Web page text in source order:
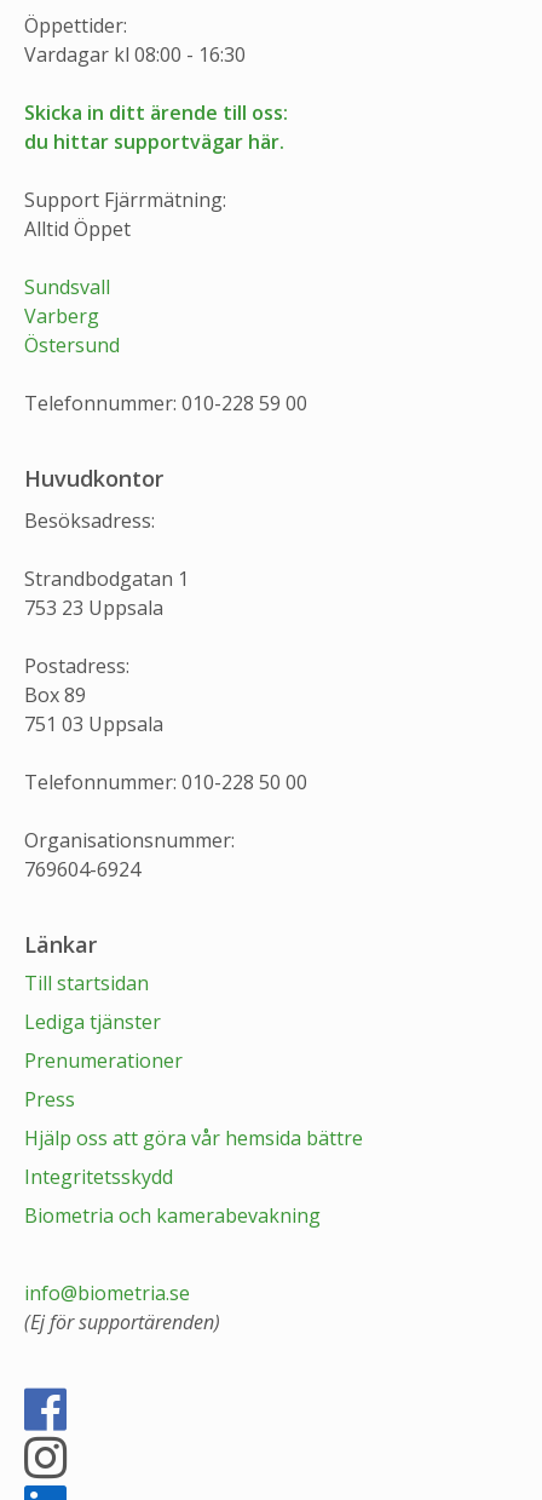
Öppettider:
Vardagar kl 08:00 - 16:30
Skicka in ditt ärende till oss:
du hittar supportvägar här.
Support Fjärrmätning:
Alltid Öppet
Sundsvall
Varberg
Östersund
Telefonnummer: 010-228 59 00
Huvudkontor
Besöksadress:
Strandbodgatan 1
753 23 Uppsala
Postadress:
Box 89
751 03 Uppsala
Telefonnummer: 010-228 50 00
Organisationsnummer:
769604-6924
Länkar
Till startsidan
Lediga tjänster
Prenumerationer
Press
Hjälp oss att göra vår hemsida bättre
Integritetsskydd
Biometria och kamerabevakning
info@biometria.se
(Ej för supportärenden)